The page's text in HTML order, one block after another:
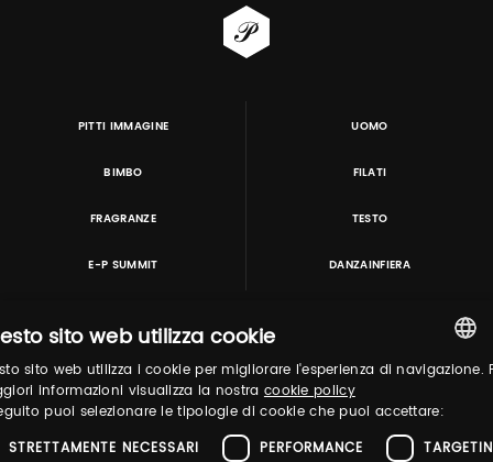
PITTI IMMAGINE UOMO
BIMBO FILATI
FRAGRANZE TESTO
E-P SUMMIT DANZAINFIERA
TUTORING & CONSULTING
ENGLISH
sito web utilizza cookie
sito web utilizza i cookie per migliorare l'esperienza di navigazione.
informazioni visualizza la nostra cookie policy
puoi selezionare le tipologie di cookie che puoi accettare:
STRETTAMENTE NECESSARI
PERFORMANCE